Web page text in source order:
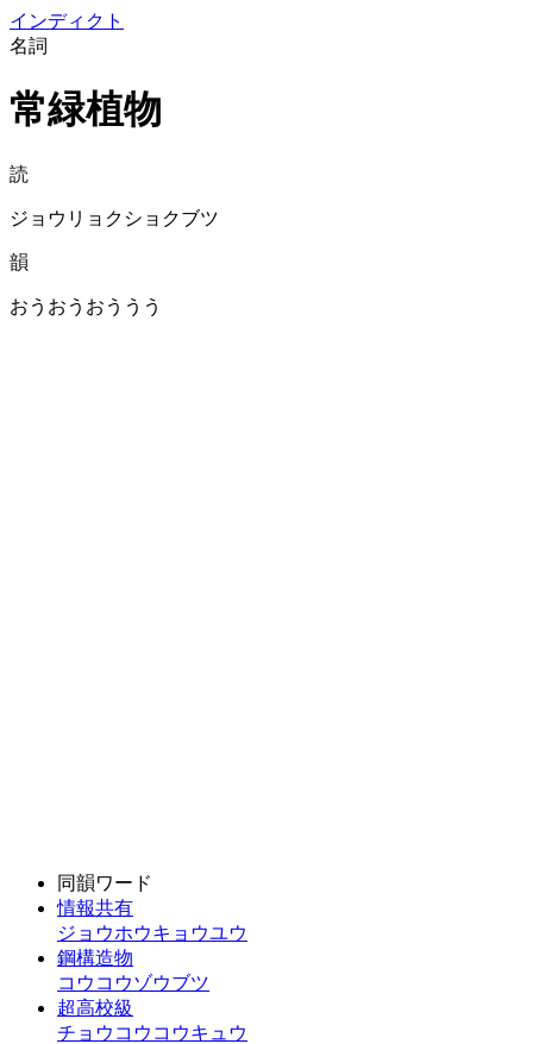
インディクト
名詞
常緑植物
読
ジョウリョクショクブツ
韻
おうおうおううう
同韻ワード
情報共有
ジョウホウキョウユウ
鋼構造物
コウコウゾウブツ
超高校級
チョウコウコウキュウ